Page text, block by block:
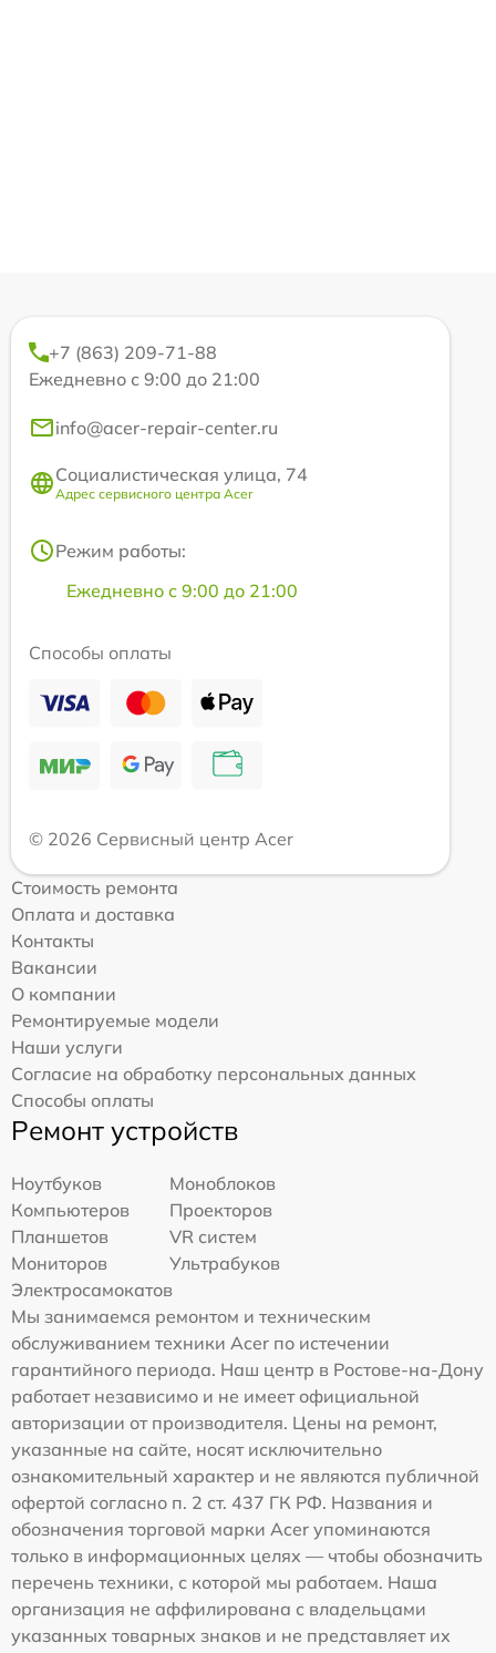
+7 (863) 209-71-88
Ежедневно с 9:00 до 21:00
info@acer-repair-center.ru
Социалистическая улица, 74
Адрес сервисного центра Acer
Режим работы:
Ежедневно с 9:00 до 21:00
Способы оплаты
© 2026 Сервисный центр Acer
Стоимость ремонта
Оплата и доставка
Контакты
Вакансии
О компании
Ремонтируемые модели
Наши услуги
Согласие на обработку персональных данных
Способы оплаты
Ремонт устройств
Ноутбуков
Моноблоков
Компьютеров
Проекторов
Планшетов
VR систем
Мониторов
Ультрабуков
Электросамокатов
Мы занимаемся ремонтом и техническим
обслуживанием техники Acer по истечении
гарантийного периода. Наш центр в Ростове-на-Дону
работает независимо и не имеет официальной
авторизации от производителя. Цены на ремонт,
указанные на сайте, носят исключительно
ознакомительный характер и не являются публичной
офертой согласно п. 2 ст. 437 ГК РФ. Названия и
обозначения торговой марки Acer упоминаются
только в информационных целях — чтобы обозначить
перечень техники, с которой мы работаем. Наша
организация не аффилирована с владельцами
указанных товарных знаков и не представляет их